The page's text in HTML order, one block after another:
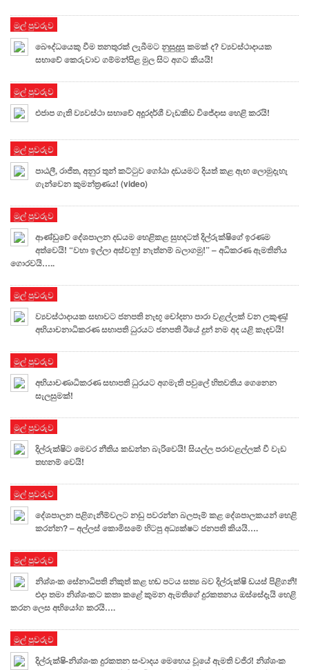
මුල් පුවරුව
බෞද්ධයෙකු වීම තනතුරක් ලැබීමට නුසුදුසු කමක් ද? ව්‍යවස්ථාදායක
සභාවේ කෙරුවාව ගම්මන්පිළ මුල සිට අගට කියයි!
මුල් පුවරුව
එජාප ගැති ව්‍යවස්ථා සභාවේ අදූරදර්ශී වැඩකිඩ විජේදාස හෙළි කරයි!
මුල් පුවරුව
පාඨලී, රාජිත, අනුර තුන් කට්ටුව ගෝඨා දඩයමට දියත් කළ ඇඟ ලොමුදැහැ
ගැන්වෙන කුමන්ත්‍රණය! (video)
මුල් පුවරුව
ආණ්ඩුවේ දේශපාලන දඩයම හෙළිකළ සුහදටත් දිල්රුක්ෂිගේ ඉරණම
අත්වෙයි! “වහා ඉල්ලා අස්වනු! නැත්නම් බලාගමු!” – අධිකරණ ඇමතිනිය
ගොරවයි…..
මුල් පුවරුව
ව්‍යවස්ථාදායක සභාවට ජනපති නැඟූ චෝදනා පාරා වළල්ලක් වන ලකුණු!
අභියාචනාධිකරණ සභාපති ධුරයට ජනපති ඊයේ දුන් නම අද යළි කැඳවයි!
මුල් පුවරුව
අභියාචණාධිකරණ සභාපති ධුරයට අගමැති පවුලේ හිතවතිය ගෙනෙන
සැලසුමක්!
මුල් පුවරුව
දිල්රුක්ෂිට මෙවර නීතිය කඩන්න බැරිවෙයි! සියල්ල පරාවළල්ලක් වී වැඩ
තහනම් වෙයි!
මුල් පුවරුව
දේශපාලන පළිගැනීම්වලට නඩු පවරන්න බලපෑම් කළ දේශපාලකයන් හෙළි
කරන්න? – අල්ලස් කොමිසමේ හිටපු අධ්‍යක්ෂට ජනපති කියයි….
මුල් පුවරුව
නිශ්ශංක සේනාධිපති නිකුත් කළ හඬ පටය සත්‍ය බව දිල්රුක්ෂි ඩයස් පිළිගනී!
එදා තමා නිශ්ශංකට කතා කළේ කුමන ඇමතිගේ දුරකතනය ඔස්සේදැයි හෙළි
කරන ලෙස අභියෝග කරයි….
මුල් පුවරුව
දිල්රුක්ෂි-නිශ්ශංක දුරකතන සංවාදය මෙහෙය වූයේ ඇමති වජිර! නිශ්ශංක